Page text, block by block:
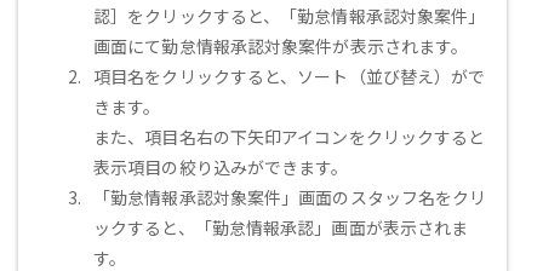
認］をクリックすると、「勤怠情報承認対象案件」
画面にて勤怠情報承認対象案件が表示されます。
項目名をクリックすると、ソート（並び替え）がで
きます。
また、項目名右の下矢印アイコンをクリックすると
表示項目の絞り込みができます。
「勤怠情報承認対象案件」画面のスタッフ名をクリ
ックすると、「勤怠情報承認」画面が表示されま
す。